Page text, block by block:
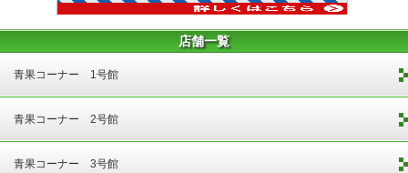
店舗一覧
青果コーナー 1号館
青果コーナー 2号館
青果コーナー 3号館